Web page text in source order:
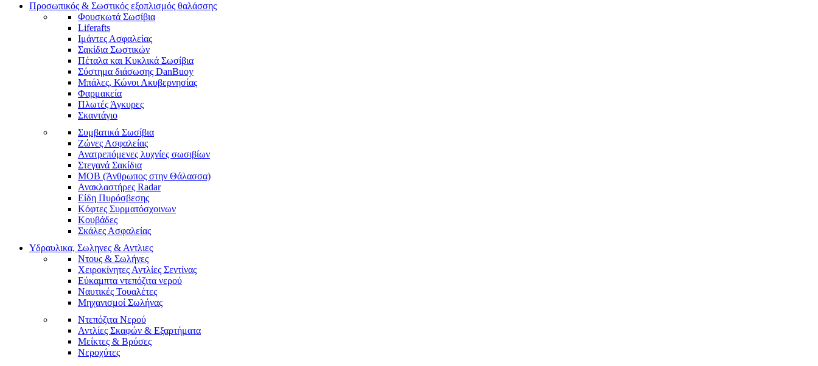
Προσωπικός & Σωστικός εξοπλισμός θαλάσσης
Φουσκωτά Σωσίβια
Liferafts
Ιμάντες Ασφαλείας
Σακίδια Σωστικών
Πέταλα και Κυκλικά Σωσίβια
Σύστημα διάσωσης DanBuoy
Μπάλες, Κώνοι Ακυβερνησίας
Φαρμακεία
Πλωτές Άγκυρες
Σκαντάγιο
Συμβατικά Σωσίβια
Ζώνες Ασφαλείας
Ανατρεπόμενες λυχνίες σωσιβίων
Στεγανά Σακίδια
ΜΟΒ (Άνθρωπος στην Θάλασσα)
Ανακλαστήρες Radar
Είδη Πυρόσβεσης
Κόφτες Συρματόσχοινων
Κουβάδες
Σκάλες Ασφαλείας
Υδραυλικα, Σωληνες & Αντλιες
Ντους & Σωλήνες
Χειροκίνητες Αντλίες Σεντίνας
Εύκαμπτα ντεπόζιτα νερού
Ναυτικές Τουαλέτες
Μηχανισμοί Σωλήνας
Ντεπόζιτα Νερού
Αντλίες Σκαφών & Εξαρτήματα
Μείκτες & Βρύσες
Νεροχύτες